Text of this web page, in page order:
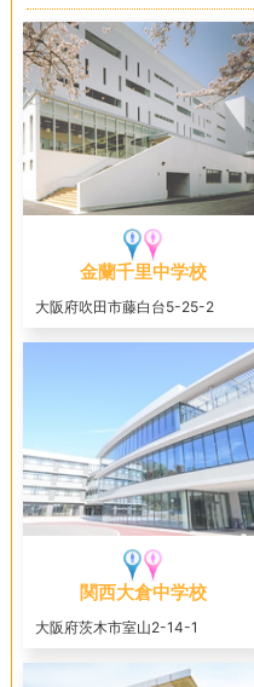
金蘭千里中学校
大阪府吹田市藤白台5-25-2
関西大倉中学校
大阪府茨木市室山2-14-1